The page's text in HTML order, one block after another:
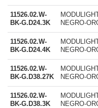
11526.02.W-
BK-G.D24.3K
NEGRO-
11526.02.W-
BK-G.D24.4K
NEGRO-
11526.02.W-
BK-G.D38.27K
NEGRO-
11526.02.W-
BK-G.D38.3K
NEGRO-